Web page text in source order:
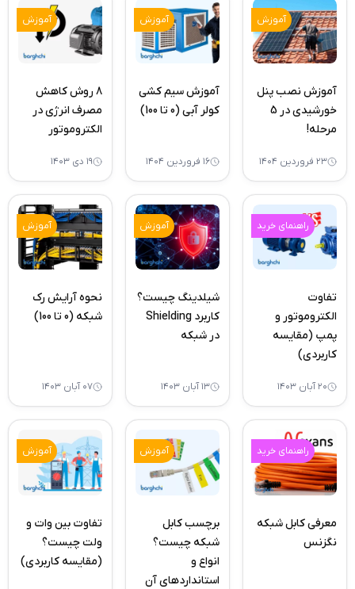
آموزش نصب پنل
خورشیدی در 5
مرحله!
۲۳ فروردین ۱۴۰۴
آموزش
آموزش سیم کشی
کولر آبی (0 تا 100)
۱۶ فروردین ۱۴۰۴
آموزش
8 روش کاهش
مصرف انرژی در
الکتروموتور
۱۹ دی ۱۴۰۳
آموزش
تفاوت
الکتروموتور و
پمپ (مقایسه
کاربردی)
۲۰ آبان ۱۴۰۳
راهنمای خرید
شیلدینگ چیست؟
کاربرد Shielding
در شبکه
۱۳ آبان ۱۴۰۳
آموزش
نحوه آرایش رک
شبکه (0 تا 100)
۰۷ آبان ۱۴۰۳
آموزش
معرفی کابل شبکه
نگزنس
راهنمای خرید
برچسب کابل
شبکه چیست؟
انواع و
استانداردهای آن
آموزش
تفاوت بین وات و
ولت چیست؟
(مقایسه کاربردی)
آموزش